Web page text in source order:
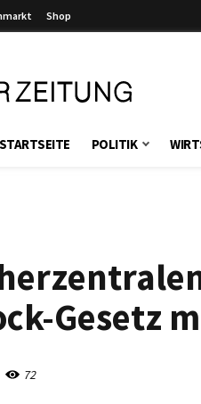
Shop
STARTSEITE POLITIK
Gesetz
72